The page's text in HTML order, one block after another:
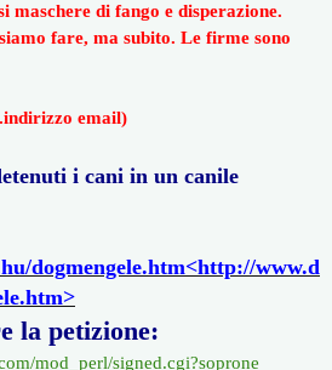
maschere di fango e disperazione.
fare, ma subito. Le firme sono
email)
i cani in un canile
dogmengele.htm<http://www.d
la petizione:
mod_perl/signed.cgi?soprone